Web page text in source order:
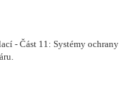
- Část 11: Systémy ochrany